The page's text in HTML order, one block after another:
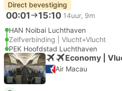
Direct bevestiging
00:01 15:10 14uur, 9m
HAN Noibai Luchthaven
Zelfverbinding | Vlucht+Vlucht
PEK Hoofdstad Luchthaven
Economy |
Air Macau